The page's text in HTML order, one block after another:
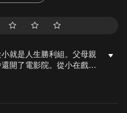
就是人生勝利組。父母親
開了電影院。從小在戲院